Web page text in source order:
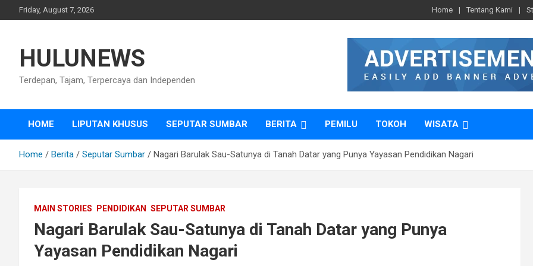
to
Friday, August 7, 2026 Home Tentang Kami
HULUNEWS
Terdepan, Tajam, Terpercaya dan Independen
HOME LIPUTAN KHUSUS SEPUTAR SUMBAR BERITA PEMILU TOKOH WISATA
Home Berita Seputar Sumbar Nagari Barulak Sau-Satunya di Tanah Datar yang Punya Yayasan Pendidikan Nagari
MAIN STORIES PENDIDIKAN SEPUTAR SUMBAR
Nagari Barulak Sau-Satunya di Tanah Datar yang Punya
Yayasan Pendidikan Nagari